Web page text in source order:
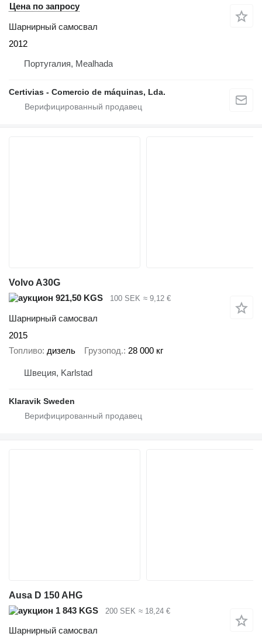
Цена по запросу
Шарнирный самосвал
2012
Португалия, Mealhada
Certivias - Comercio de máquinas, Lda.
Volvo A30G
921,50 KGS
100 SEK ≈ 9,12 €
Шарнирный самосвал
2015
Топливо дизель Грузопод. 28 000 кг
Швеция, Karlstad
Klaravik Sweden
Ausa D 150 AHG
1 843 KGS
200 SEK ≈ 18,24 €
Шарнирный самосвал